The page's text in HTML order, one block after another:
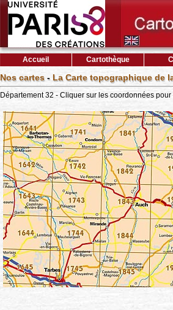
Accueil Cartothèque
Nos cartes- La Carte topographique de
Département 32 - Cliquer sur les coordonnées